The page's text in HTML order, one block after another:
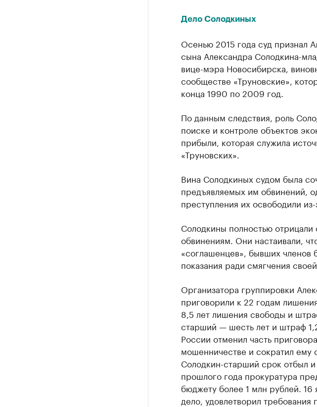
Дело Солодкиных
Осенью 2015 года суд признал
сына Александра Солодкина-
вице-мэра Новосибирска,
сообществе «Труновские»,
конца 1990 по 2009 год.
По данным следствия, роль
поиске и контроле объектов
прибыли, которая служила
«Труновских».
Вина Солодкиных судом была
предъявляемых им обвинений,
преступления их освободили
Солодкины полностью
обвинениям. Они настаивали,
«соглашенцев», бывших членов
показания ради смягчения своей
Организатора группировки
приговорили к 22 годам
8,5 лет лишения свободы и
старший — шесть лет и штраф
России отменил часть
мошенничестве и сократил ему
Солодкин-старший срок отбыл
прошлого года прокуратура
бюджету более 1 млн рублей. 16
дело, удовлетворил